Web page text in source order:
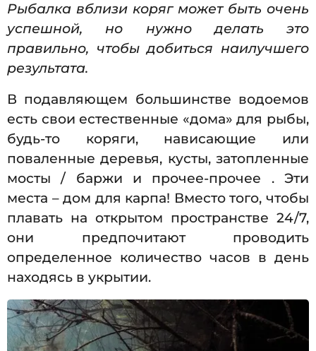
2
5
Рыбалка вблизи коряг может быть очень
успешной, но нужно делать это
правильно, чтобы добиться наилучшего
результата.
В подавляющем большинстве водоемов
есть свои естественные «дома» для рыбы,
будь-то коряги, нависающие или
поваленные деревья, кусты, затопленные
мосты / баржи и прочее-прочее . Эти
места – дом для карпа! Вместо того, чтобы
плавать на открытом пространстве 24/7,
они предпочитают проводить
определенное количество часов в день
находясь в укрытии.